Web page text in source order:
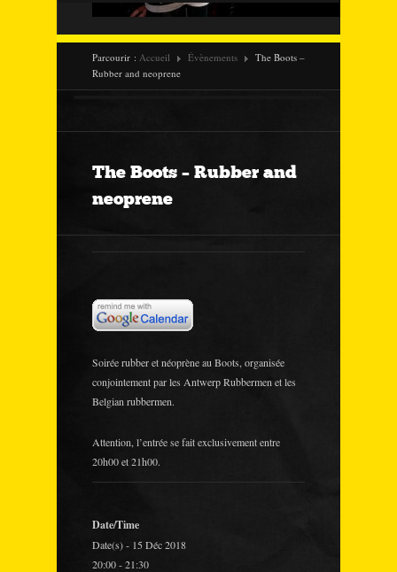
Parcourir : Accueil Évènements
The Boots –
Rubber and neoprene
The Boots – Rubber and
neoprene
Soirée rubber et néoprène au Boots, organisée
conjointement par les Antwerp Rubbermen et les
Belgian rubbermen.
Attention, l’entrée se fait exclusivement entre
20h00 et 21h00.
Date/Time
Date(s) - 15 Déc 2018
20:00 - 21:30